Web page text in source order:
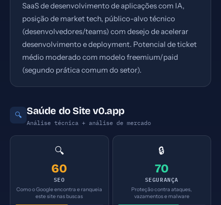
SaaS de desenvolvimento de aplicações com IA,
posição de market tech, público-alvo técnico
(desenvolvedores/teams) com desejo de acelerar
desenvolvimento e deployment. Potencial de ticket
médio moderado com modelo freemium/paid
(segundo prática comum do setor).
🔍 Saúde do Site v0.app
Análise técnica + análise de mercado
🔍
60
SEO
Como o Google encontra e ranqueia
este site nas buscas
🔒
70
SEGURANÇA
Proteção contra ataques,
vazamentos e malware